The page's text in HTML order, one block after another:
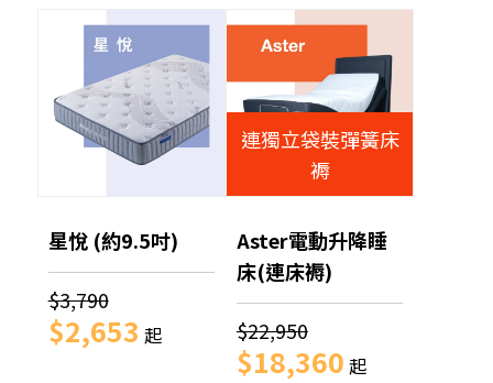
星悅 (約9.5吋)
$3,790
$2,653 起
連獨立袋裝彈簧床
褥
Aster電動升降睡
床(連床褥)
$22,950
$18,360 起